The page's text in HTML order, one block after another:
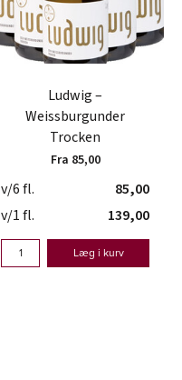
Ludwig –
Weissburgunder
Trocken
Fra 85,00
v/6 fl.
85,00
v/1 fl.
139,00
Læg i kurv